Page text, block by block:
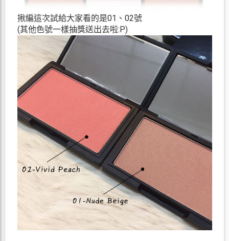
揪編這次試給大家看的是01、02號
(其他色號一樣抽獎送出去啦:P)